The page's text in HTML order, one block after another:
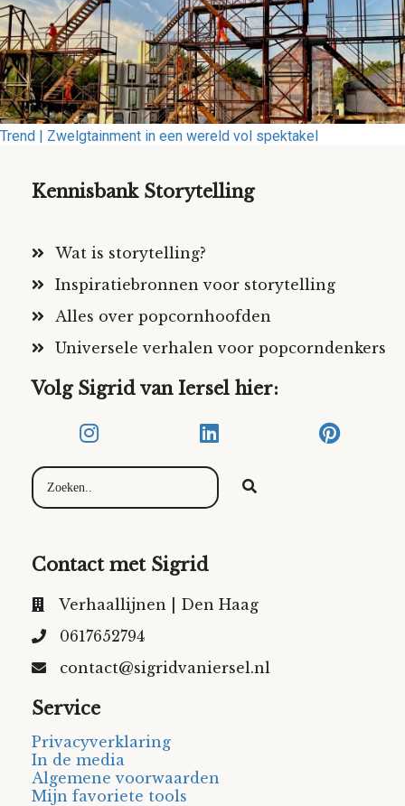
Trend | Zwelgtainment in een wereld vol spektakel
Kennisbank Storytelling
Wat is storytelling?
Inspiratiebronnen voor storytelling
Alles over popcornhoofden
Universele verhalen voor popcorndenkers
Volg Sigrid van Iersel hier:
Contact met Sigrid
Verhaallijnen | Den Haag
0617652794
contact@sigridvaniersel.nl
Service
Privacyverklaring
In de media
Algemene voorwaarden
Mijn favoriete tools